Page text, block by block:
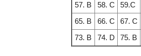
57. B
58. C 59.C
65. B
66. C 67. C
73. B
74. D 75. B